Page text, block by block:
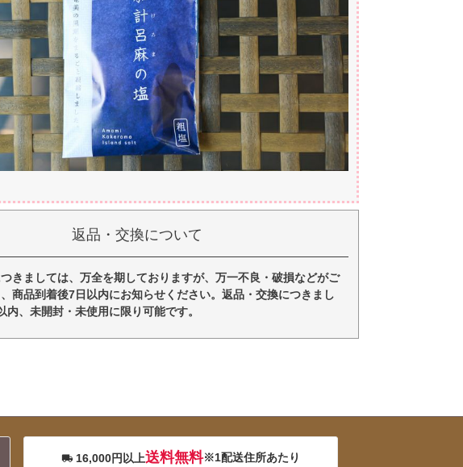
返品・交換について
きましては、万全を期しておりますが、万一不良・破損などがご
商品到着後7日以内にお知らせください。返品・交換につきまし
内、未開封・未使用に限り可能です。
16,000円以上送料無料※1配送住所あたり